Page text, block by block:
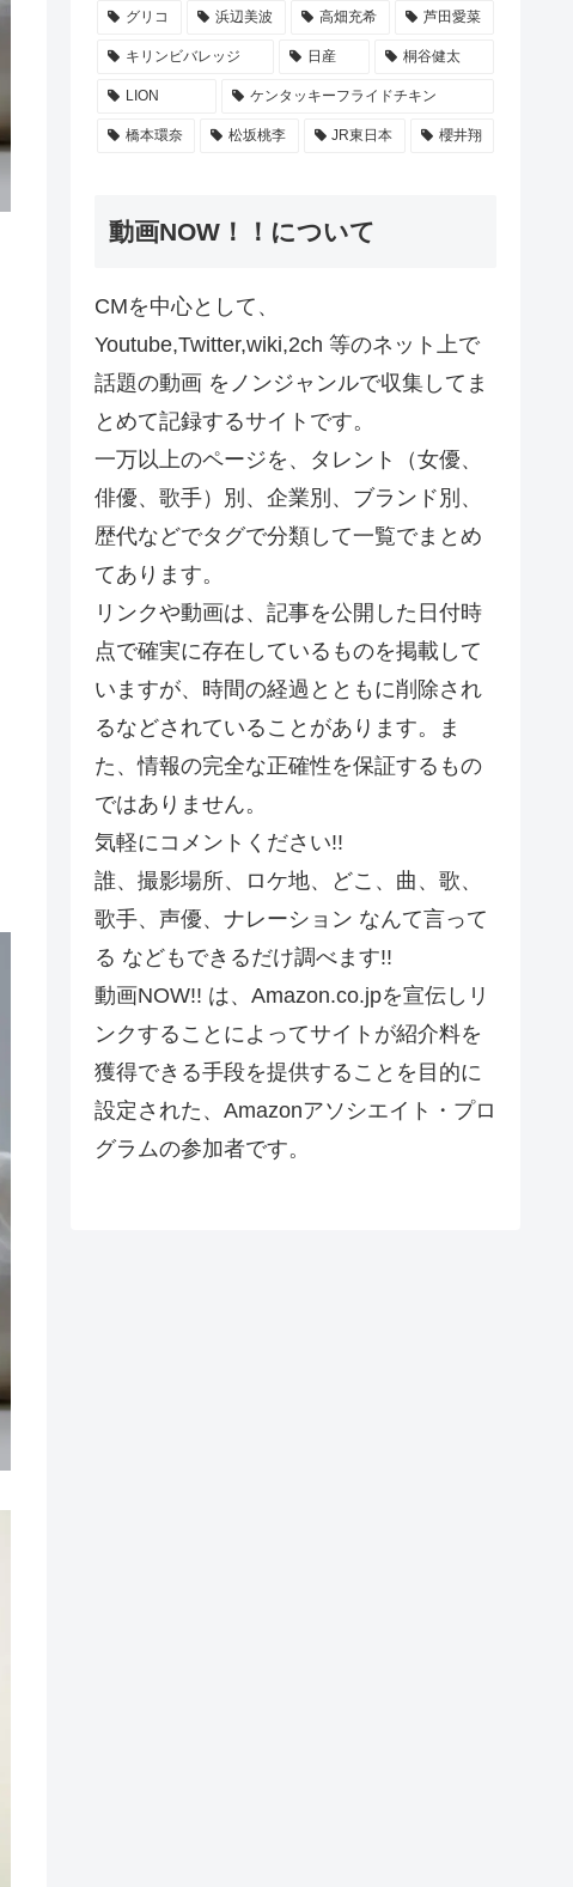
グリコ 浜辺美波 高畑充希 芦田愛菜
キリンビバレッジ 日産 桐谷健太
LION ケンタッキーフライドチキン
橋本環奈 松坂桃李 JR東日本 櫻井翔
動画NOW！！について
CMを中心として、
Youtube,Twitter,wiki,2ch 等のネット上で
話題の動画 をノンジャンルで収集してま
とめて記録するサイトです。
一万以上のページを、タレント（女優、
俳優、歌手）別、企業別、ブランド別、
歴代などでタグで分類して一覧でまとめ
てあります。
リンクや動画は、記事を公開した日付時
点で確実に存在しているものを掲載して
いますが、時間の経過とともに削除され
るなどされていることがあります。ま
た、情報の完全な正確性を保証するもの
ではありません。
気軽にコメントください!!
誰、撮影場所、ロケ地、どこ、曲、歌、
歌手、声優、ナレーション なんて言って
る などもできるだけ調べます!!
動画NOW!! は、Amazon.co.jpを宣伝しリ
ンクすることによってサイトが紹介料を
獲得できる手段を提供することを目的に
設定された、Amazonアソシエイト・プロ
グラムの参加者です。